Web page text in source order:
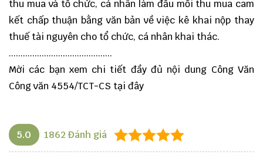
thu mua và tổ chức, cá nhân làm đầu mối thu mua cam
kết chấp thuận bằng văn bản về việc kê khai nộp thay
thuế tài nguyên cho tổ chức, cá nhân khai thác.
............................................
Mời các bạn xem chi tiết đầy đủ nội dung Công Văn
Công văn 4554/TCT-CS tại đây
5.0 1862 Đánh giá